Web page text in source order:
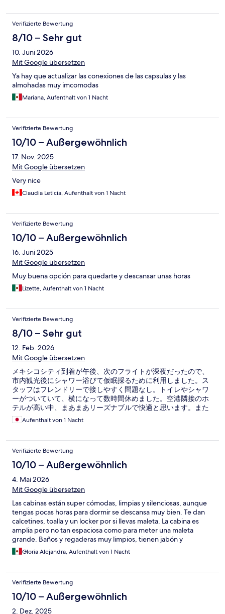
Verifizierte Bewertung
8/10 – Sehr gut
10. Juni 2026
Mit Google übersetzen
Ya hay que actualizar las conexiones de las capsulas y las
almohadas muy imcomodas
Mariana, Aufenthalt von 1 Nacht
Verifizierte Bewertung
10/10 – Außergewöhnlich
17. Nov. 2025
Mit Google übersetzen
Very nice
Claudia Leticia, Aufenthalt von 1 Nacht
Verifizierte Bewertung
10/10 – Außergewöhnlich
16. Juni 2025
Mit Google übersetzen
Muy buena opción para quedarte y descansar unas horas
Lizette, Aufenthalt von 1 Nacht
Verifizierte Bewertung
8/10 – Sehr gut
12. Feb. 2026
Mit Google übersetzen
メキシコシティ到着が午後、次のフライトが深夜だったので、
市内観光後にシャワー浴びて仮眠採るために利用しました。ス
タッフはフレンドリーで接しやすく問題なし。トイレやシャワ
ーがついていて、横になって数時間休めました。空港隣接のホ
テルが高い中、まあまあリーズナブルで快適と思います。また
利用したいです。
Aufenthalt von 1 Nacht
Verifizierte Bewertung
10/10 – Außergewöhnlich
4. Mai 2026
Mit Google übersetzen
Las cabinas están super cómodas, limpias y silenciosas, aunque
tengas pocas horas para dormir se descansa muy bien. Te dan
calcetines, toalla y un locker por si llevas maleta. La cabina es
amplia pero no tan espaciosa como para meter una maleta
grande. Baños y regaderas muy limpios, tienen jabón y
shampoo. De verdad muy recomendables.
Gloria Alejandra, Aufenthalt von 1 Nacht
Verifizierte Bewertung
10/10 – Außergewöhnlich
2. Dez. 2025